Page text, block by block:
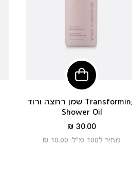
הוסיפי
לסל
שמן רחצה ורוד Transforming
Shower Oil
מחיר
מוצר
30.00 ₪
מחיר ל100 מ”ל: 10.00 ₪